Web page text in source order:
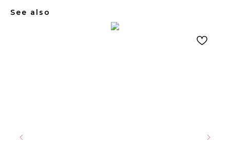
See also